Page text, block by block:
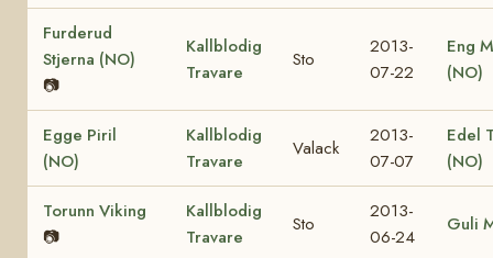
Furderud
Stjerna (NO)
📷
Kallblodig
Travare
Sto
2013-
07-22
Eng
(NO)
Egge Piril
(NO)
Kallblodig
Travare
Valack
2013-
07-07
Edel
(NO)
Torunn Viking
📷
Kallblodig
Travare
Sto
2013-
06-24
Guli